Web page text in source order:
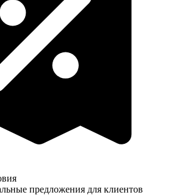
предложения для клиентов